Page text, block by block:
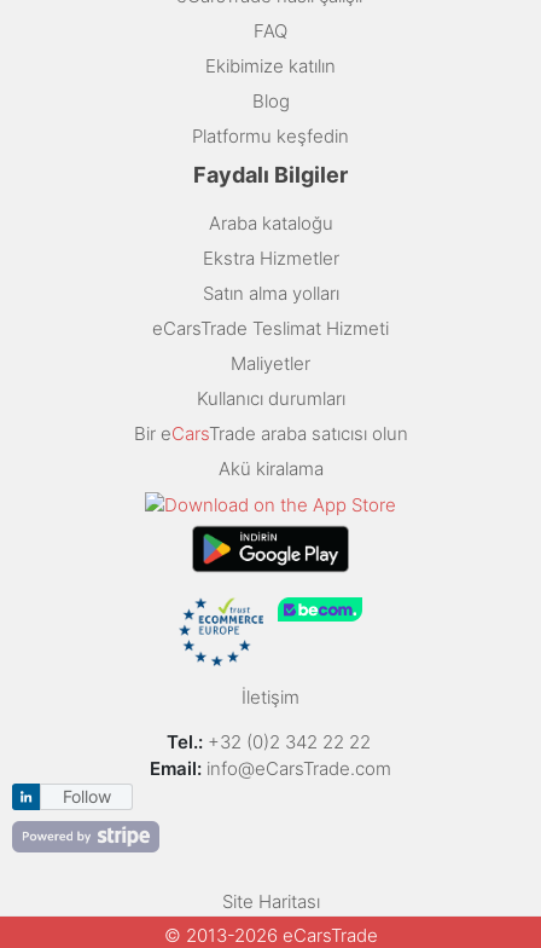
FAQ
Ekibimize katılın
Blog
Platformu keşfedin
Faydalı Bilgiler
Araba kataloğu
Ekstra Hizmetler
Satın alma yolları
eCarsTrade Teslimat Hizmeti
Maliyetler
Kullanıcı durumları
Bir eCarsTrade araba satıcısı olun
Akü kiralama
İletişim
Tel.: +32 (0)2 342 22 22
Email: info@eCarsTrade.com
Follow
Site Haritası
© 2013-2026 eCarsTrade